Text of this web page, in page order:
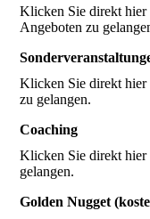
Klicken Sie direkt
Angeboten zu
Klicken Sie direkt hier
zu gelangen.
Coaching
Klicken Sie direkt hier
gelangen.
Golden Nugget